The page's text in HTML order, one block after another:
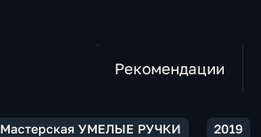
Рекомендации
Мастерская УМЕЛЫЕ РУЧКИ 2019